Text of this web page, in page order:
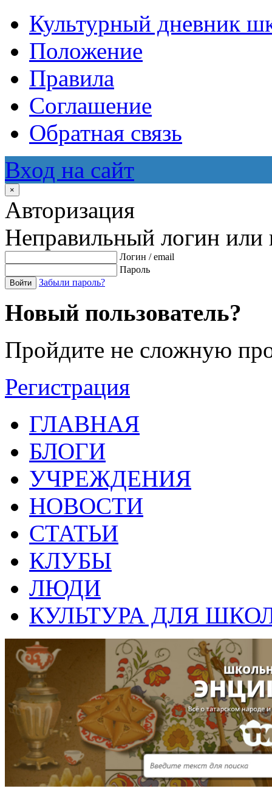
Культурный дневник
Положение
Правила
Соглашение
Обратная связь
Вход на сайт
×
Авторизация
Неправильный логин или
Логин / email
Пароль
Войти Забыли пароль?
Новый пользователь?
Пройдите не сложную
Регистрация
ГЛАВНАЯ
БЛОГИ
УЧРЕЖДЕНИЯ
НОВОСТИ
СТАТЬИ
КЛУБЫ
ЛЮДИ
КУЛЬТУРА ДЛЯ